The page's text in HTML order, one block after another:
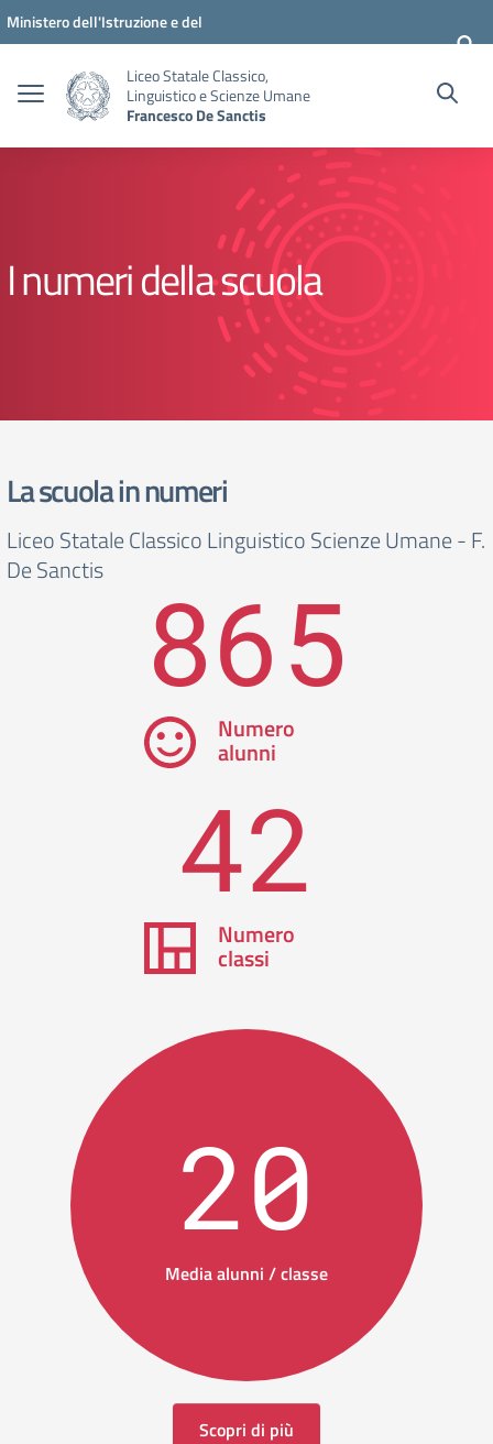
Vai ai contenuti
Vai al menu di navigazione
Vai al footer
Ministero dell'Istruzione e del
Liceo Statale Classico,
Linguistico e Scienze Umane
Francesco De Sanctis
I numeri della scuola
La scuola in numeri
Liceo Statale Classico Linguistico Scienze Umane - F.
De Sanctis
865
Numero
alunni
42
Numero
classi
20
Media alunni / classe
Scopri di più